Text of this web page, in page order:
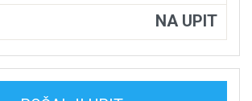
NA UPIT